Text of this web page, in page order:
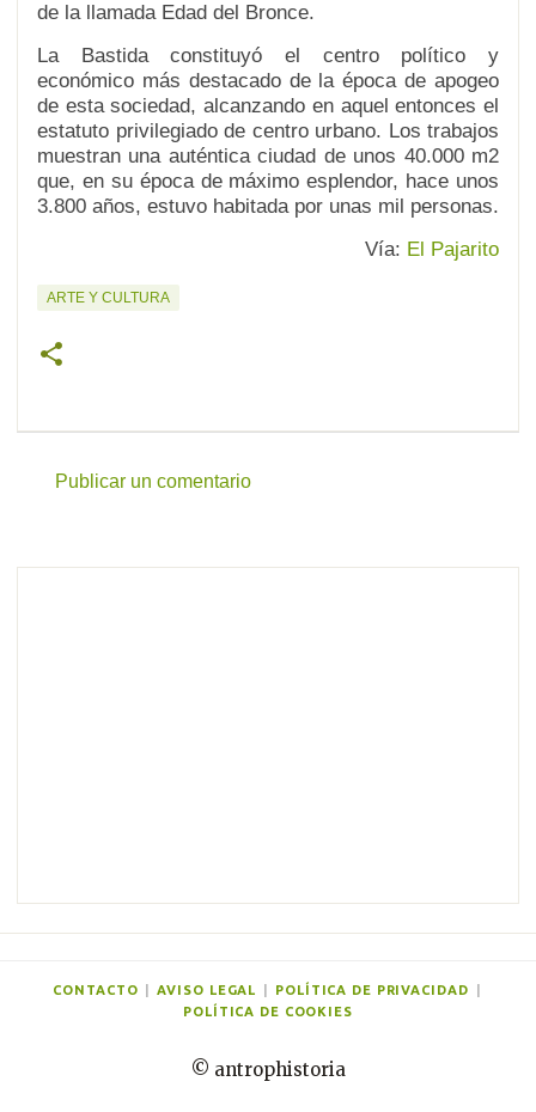
de la llamada Edad del Bronce.
La Bastida constituyó el centro político y
económico más destacado de la época de apogeo
de esta sociedad, alcanzando en aquel entonces el
estatuto privilegiado de centro urbano. Los trabajos
muestran una auténtica ciudad de unos 40.000 m2
que, en su época de máximo esplendor, hace unos
3.800 años, estuvo habitada por unas mil personas.
Vía: El Pajarito
ARTE Y CULTURA
Publicar un comentario
© antrophistoria
CONTACTO AVISO LEGAL POLÍTICA DE PRIVACIDAD
POLÍTICA DE COOKIES